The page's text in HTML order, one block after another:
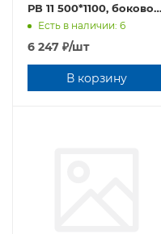
РВ 11 500*1100, боковое
подключение
Есть в наличии: 6
6 247 ₽/шт
В корзину